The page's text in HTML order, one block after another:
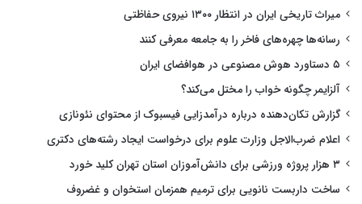
میراث تاریخی ایران در انتظار ۱۳۰۰ نیروی حفاظتی
رسانه‌ها چهره‌های فاخر را به جامعه معرفی کنند
۵ دستاورد هوش مصنوعی در هوافضای ایران
آلزایمر چگونه خواب را مختل می‌کند؟
گزارش تکان‌دهنده درباره درآمدزایی فیسبوک از محتوای نئونازی
اعلام ضرب‌الاجل وزارت علوم برای درخواست ایجاد رشته‌های دکتری
۳ هزار پروژه ورزشی برای دانش‌آموزان استان تهران کلید خورد
ساخت داربست نانویی برای ترمیم همزمان استخوان و غضروف